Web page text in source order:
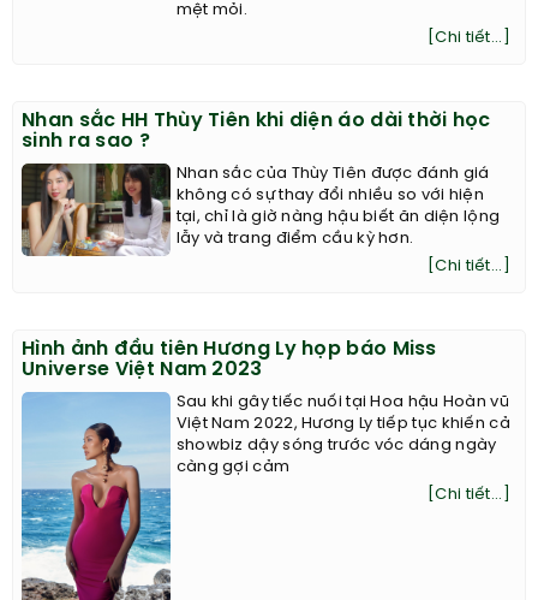
mệt mỏi.
[Chi tiết...]
Nhan sắc HH Thùy Tiên khi diện áo dài thời học
sinh ra sao ?
Nhan sắc của Thùy Tiên được đánh giá
không có sự thay đổi nhiều so với hiện
tại, chỉ là giờ nàng hậu biết ăn diện lộng
lẫy và trang điểm cầu kỳ hơn.
[Chi tiết...]
Hình ảnh đầu tiên Hương Ly họp báo Miss
Universe Việt Nam 2023
Sau khi gây tiếc nuối tại Hoa hậu Hoàn vũ
Việt Nam 2022, Hương Ly tiếp tục khiến cả
showbiz dậy sóng trước vóc dáng ngày
càng gợi cảm
[Chi tiết...]